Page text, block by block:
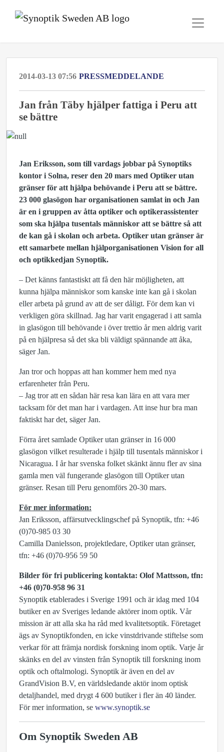
2014-03-13 07:56 PRESSMEDDELANDE
Jan från Täby hjälper fattiga i Peru att
se bättre
Jan Eriksson, som till vardags jobbar på Synoptiks
kontor i Solna, reser den 20 mars med Optiker utan
gränser för att hjälpa behövande i Peru att se bättre.
23 000 glasögon har organisationen samlat in och Jan
är en i gruppen av åtta optiker och optikerassistenter
som ska hjälpa tusentals människor att se bättre så att
de kan gå i skolan och arbeta. Optiker utan gränser är
ett samarbete mellan hjälporganisationen Vision for all
och optikkedjan Synoptik.
– Det känns fantastiskt att få den här möjligheten, att
kunna hjälpa människor som kanske inte kan gå i skolan
eller arbeta på grund av att de ser dåligt. För dem kan vi
verkligen göra skillnad. Jag har varit engagerad i att samla
in glasögon till behövande i över trettio år men aldrig varit
på en hjälpresa så det ska bli väldigt spännande att åka,
säger Jan.
Jan tror och hoppas att han kommer hem med nya
erfarenheter från Peru.
– Jag tror att en sådan här resa kan lära en att vara mer
tacksam för det man har i vardagen. Att inse hur bra man
faktiskt har det, säger Jan.
Förra året samlade Optiker utan gränser in 16 000
glasögon vilket resulterade i hjälp till tusentals människor i
Nicaragua. I år har svenska folket skänkt ännu fler av sina
gamla men väl fungerande glasögon till Optiker utan
gränser. Resan till Peru genomförs 20-30 mars.
För mer information:
Jan Eriksson, affärsutvecklingschef på Synoptik, tfn: +46
(0)70-985 03 30
Camilla Danielsson, projektledare, Optiker utan gränser,
tfn: +46 (0)70-956 59 50
Bilder för fri publicering kontakta: Olof Mattsson, tfn:
+46 (0)70-958 96 31
Synoptik etablerades i Sverige 1991 och är idag med 104
butiker en av Sveriges ledande aktörer inom optik. Vår
mission är att alla ska ha råd med kvalitetsoptik. Företaget
ägs av Synoptikfonden, en icke vinstdrivande stiftelse som
verkar för att främja nordisk forskning inom optik. Varje år
skänks en del av vinsten från Synoptik till forskning inom
optik och oftalmologi. Synoptik är även en del av
GrandVision B.V, en världsledande aktör inom optisk
detaljhandel, med drygt 4 600 butiker i fler än 40 länder.
För mer information, se www.synoptik.se
Om Synoptik Sweden AB